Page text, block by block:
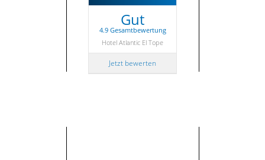
Gut
4.9 Gesamtbewertung
Hotel Atlantic El Tope
Jetzt bewerten